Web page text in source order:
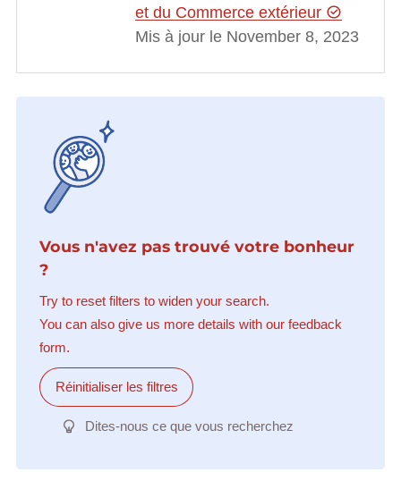
et du Commerce extérieur
Mis à jour le November 8, 2023
Vous n'avez pas trouvé votre bonheur
?
Try to reset filters to widen your search.
You can also give us more details with our feedback
form.
Réinitialiser les filtres
Dites-nous ce que vous recherchez